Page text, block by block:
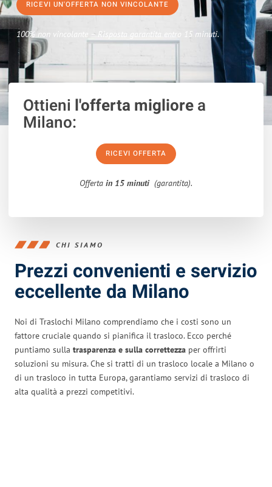
RICEVI UN'OFFERTA NON VINCOLANTE
100% non vincolante – Risposta garantita entro 15 minuti.
Ottieni l'offerta migliorea
Milano:
RICEVI OFFERTA
Offerta in 15 minuti (garantita).
CHI SIAMO
Prezzi convenienti e servizio
eccellente da Milano
Noi di Traslochi Milano comprendiamo che i costi sono un
fattore cruciale quando si pianifica il trasloco. Ecco perché
puntiamo sulla trasparenza e sulla correttezza per offrirti
soluzioni su misura. Che si tratti di un trasloco locale a Milano o
di un trasloco in tutta Europa, garantiamo servizi di trasloco di
alta qualità a prezzi competitivi.